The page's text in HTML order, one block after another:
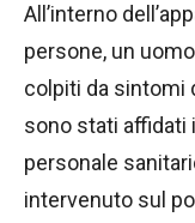
All’interno
persone, un
colpiti da sintomi
sono stati affidati
personale
intervenuto sul